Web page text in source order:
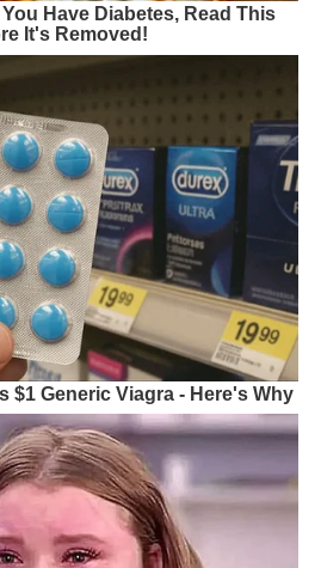
Have Diabetes, Read This
It's Removed!
$1 Generic Viagra - Here's Why